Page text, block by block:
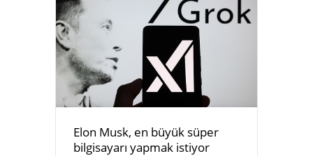
Elon Musk, en büyük süper
bilgisayarı yapmak istiyor